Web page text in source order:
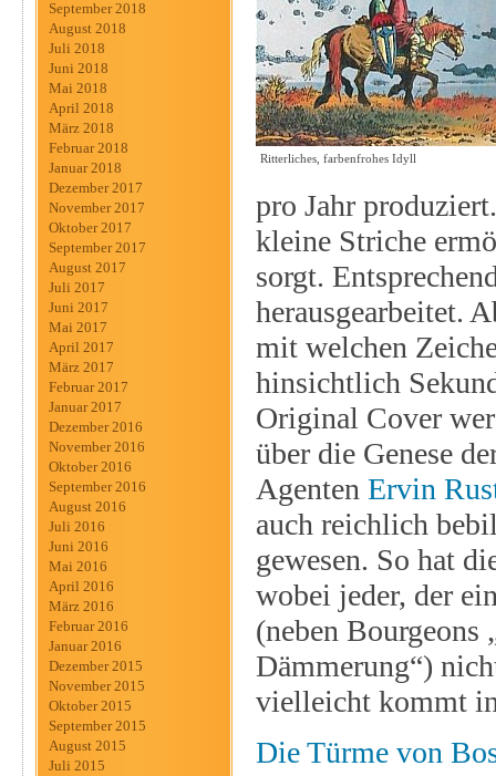
September 2018
August 2018
Juli 2018
Juni 2018
Mai 2018
April 2018
März 2018
Februar 2018
Januar 2018
Dezember 2017
November 2017
Oktober 2017
September 2017
August 2017
Juli 2017
Juni 2017
Mai 2017
April 2017
März 2017
Februar 2017
Januar 2017
Dezember 2016
November 2016
Oktober 2016
September 2016
August 2016
Juli 2016
Juni 2016
Mai 2016
April 2016
März 2016
Februar 2016
Januar 2016
Dezember 2015
November 2015
Oktober 2015
September 2015
August 2015
Juli 2015
Ritterliches, farbenfrohes Idyll
pro Jahr
kleine Striche
sorgt.
herausgearbeitet.
mit welchen
hinsichtlich
Original Cover
über die Genese
Agenten Ervin
auch reichlich
gewesen. So hat
wobei jeder, der
(neben Bourgeons
Dämmerung“)
vielleicht kommt
Die Türme von